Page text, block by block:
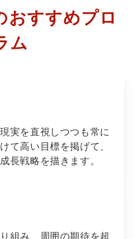
おすすめプロ
ム
実を直視しつつも常に
て高い目標を掲げて、
長戦略を描きます。
組み、周囲の期待を超